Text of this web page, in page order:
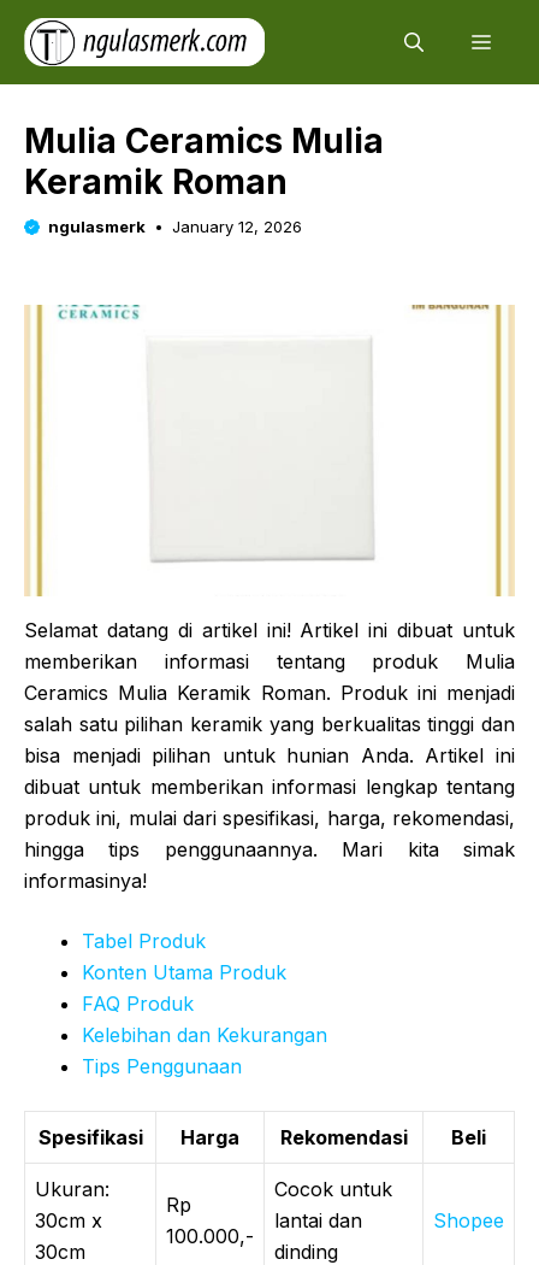
Skip
content
Mulia Ceramics Mulia
Keramik Roman
ngulasmerk January 12, 2026
Selamat datang di artikel ini! Artikel ini dibuat untuk
memberikan informasi tentang produk Mulia
Ceramics Mulia Keramik Roman. Produk ini menjadi
salah satu pilihan keramik yang berkualitas tinggi dan
bisa menjadi pilihan untuk hunian Anda. Artikel ini
dibuat untuk memberikan informasi lengkap tentang
produk ini, mulai dari spesifikasi, harga, rekomendasi,
hingga tips penggunaannya. Mari kita simak
informasinya!
Tabel Produk
Konten Utama Produk
FAQ Produk
Kelebihan dan Kekurangan
Tips Penggunaan
Spesifikasi Harga Rekomendasi Beli
Ukuran:
30cm x
30cm
Rp
100.000,-
Cocok untuk
lantai dan
dinding
Shopee